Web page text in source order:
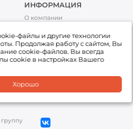
ИНФОРМАЦИЯ
О компании
Условия доставки и возврата
товара
Обработка персональных
данных
файлы и другие технологии
Продолжая работу с сайтом, Вы
cookie-файлов. Вы всегда
cookie в настройках Вашего
Хорошо